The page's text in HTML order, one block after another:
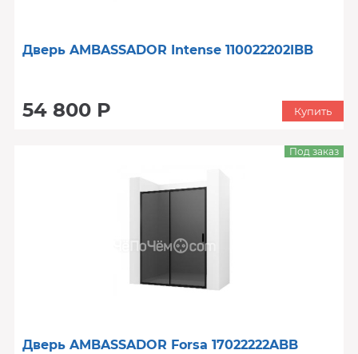
Дверь AMBASSADOR Intense 110022202IBB
54 800 Р Купить
Дверь AMBASSADOR Forsa 17022222ABB
Под заказ